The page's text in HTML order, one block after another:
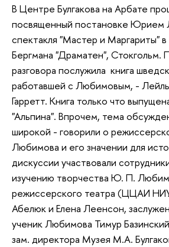
В Центре Булгакова на Арбате
посвященный постановке
спектакля "Мастер и Маргариты"
Бергмана "Драматен", Стокгольм.
разговора послужила книга
работавшей с Любимовым, -
Гарретт. Книга только что
"Альпина". Впрочем, тема
широкой - говорили о
Любимова и его значении для
дискуссии участвовали
изучению творчества Ю. П.
режиссерского театра (ЦЦАИ
Абелюк и Елена Леенсон,
ученик Любимова Тимур
зам. директора Музея М.А.